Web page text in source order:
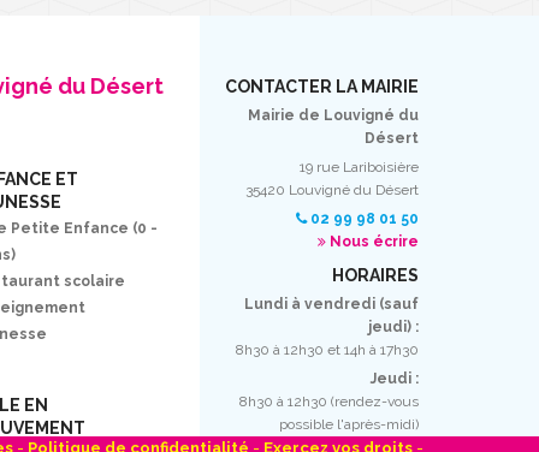
du Désert
ET
Petite Enfance (0 -
scolaire
EN
CONTACTER LA MAIRIE
Mairie de Louvigné du
Désert
19 rue Lariboisière
35420 Louvigné du Désert
02 99 98 01 50
Nous écrire
HORAIRES
Lundi à vendredi (sauf
jeudi) :
8h30 à 12h30 et 14h à 17h30
Jeudi :
8h30 à 12h30 (rendez-vous
possible l'après-midi)
- Politique de confidentialité - Exercez vos droits -